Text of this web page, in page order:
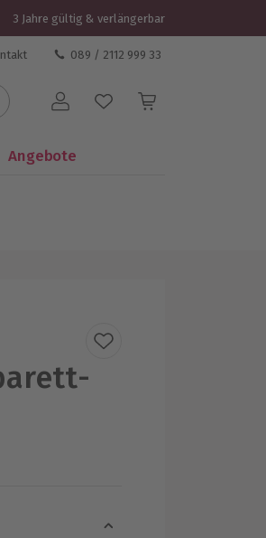
3 Jahre gültig & verlängerbar
089 / 2112 999 33
Benutzerkonto
Angebote